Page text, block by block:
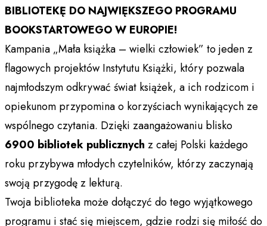
BIBLIOTEKĘ DO NAJWIĘKSZEGO PROGRAMU
BOOKSTARTOWEGO W EUROPIE!
Kampania „Mała książka – wielki człowiek” to jeden z
flagowych projektów Instytutu Książki, który pozwala
najmłodszym odkrywać świat książek, a ich rodzicom i
opiekunom przypomina o korzyściach wynikających ze
wspólnego czytania. Dzięki zaangażowaniu blisko
6900 bibliotek publicznych z całej Polski każdego
roku przybywa młodych czytelników, którzy zaczynają
swoją przygodę z lekturą.
Twoja biblioteka może dołączyć do tego wyjątkowego
programu i stać się miejscem, gdzie rodzi się miłość do